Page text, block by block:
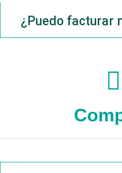
¿Puedo facturar